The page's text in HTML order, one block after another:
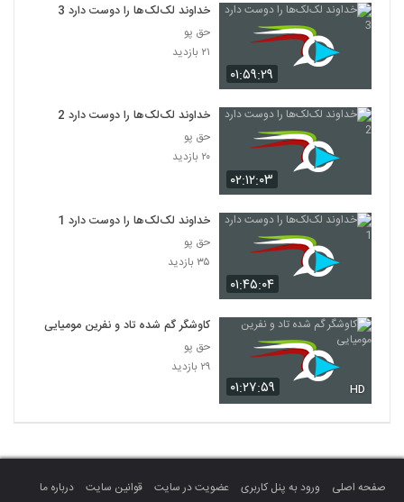
۰۱:۵۹:۲۹
خداوند لک‌لک‌ها را دوست دارد 3
حق پو
۲۱ بازدید
۰۲:۱۲:۰۳
خداوند لک‌لک‌ها را دوست دارد 2
حق پو
۲۰ بازدید
۰۱:۴۵:۰۴
خداوند لک‌لک‌ها را دوست دارد 1
حق پو
۳۵ بازدید
۰۱:۲۷:۵۹ HD
کاوشگر گم شده تاد و نفرین مومیایی
حق پو
۲۹ بازدید
صفحه اصلی ورود به پنل کاربری عضویت در سایت قوانین سایت
درباره ما